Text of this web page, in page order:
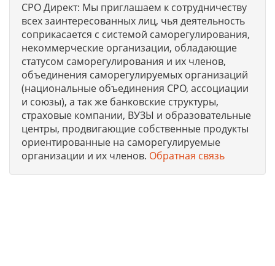
СРО Директ: Мы приглашаем к сотрудничеству
всех заинтересованных лиц, чья деятельность
соприкасается с системой саморегулирования,
некоммерческие организации, обладающие
статусом саморегулирования и их членов,
объединения саморегулируемых организаций
(национальные объединения СРО, ассоциации
и союзы), а так же банковские структуры,
страховые компании, ВУЗЫ и образовательные
центры, продвигающие собственные продукты
ориентированные на саморегулируемые
организации и их членов. Обратная связь